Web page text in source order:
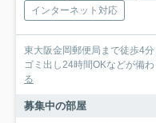
インターネット対応
東大阪金岡郵便局まで徒歩4
ゴミ出し24時間OKなどが備
る
募集中の部屋